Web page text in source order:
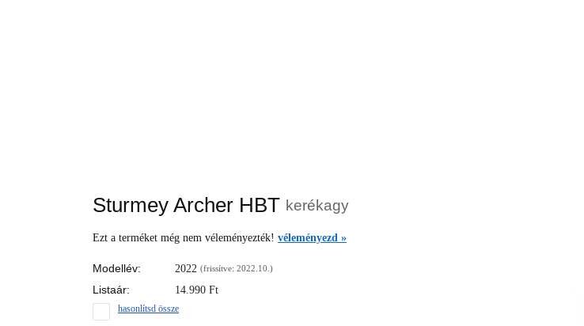
Sturmey Archer HBT kerékagy
Ezt a terméket még nem véleményezték! véleményezd »
Modellév: 2022 (frissítve: 2022.10.)
Listaár: 14.990 Ft
hasonlítsd össze